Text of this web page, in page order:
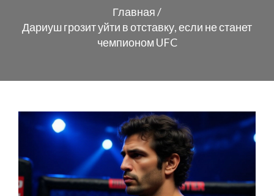
Главная/
Дариуш грозит уйти в отставку, если не станет
чемпионом UFC